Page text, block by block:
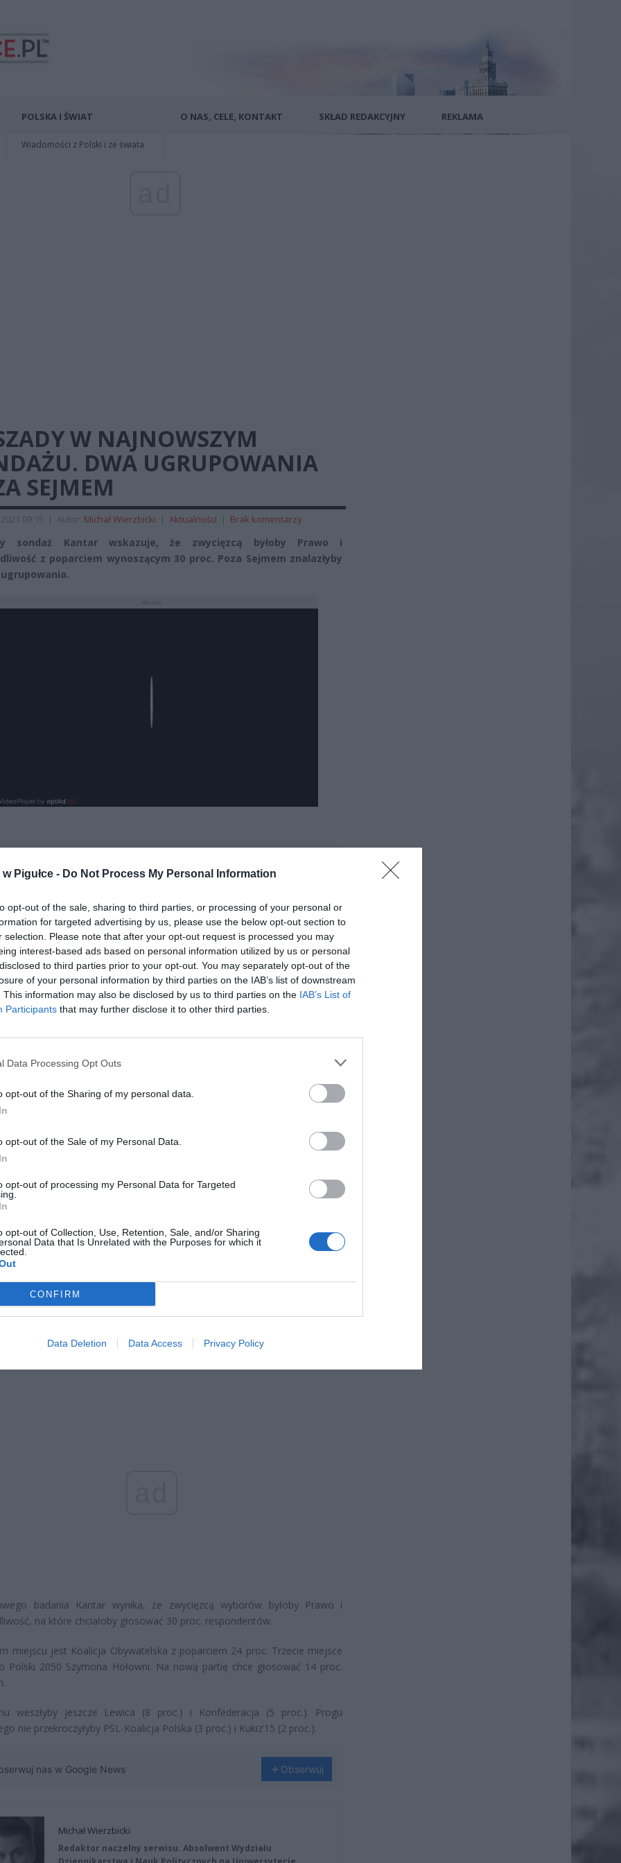
Pigułce - Do Not Process My Personal Information
opt-out of the sale, sharing to third parties, or processing of your personal or
for targeted advertising by us, please use the below opt-out section to
selection. Please note that after your opt-out request is processed you may
interest-based ads based on personal information utilized by us or personal
to third parties prior to your opt-out. You may separately opt-out of the
of your personal information by third parties on the IAB’s list of downstream
This information may also be disclosed by us to third parties on the IAB’s List of
Participants that may further disclose it to other third parties.
Data Processing Opt Outs
opt-out of the Sharing of my personal data.
opt-out of the Sale of my Personal Data.
opt-out of processing my Personal Data for Targeted
opt-out of Collection, Use, Retention, Sale, and/or Sharing
Data that Is Unrelated with the Purposes for which it
CONFIRM
Data Deletion Data Access Privacy Policy
POLSKA I ŚWIAT
Wiadomości z Polski i ze świata
O NAS, CELE, KONTAKT SKŁAD REDAKCYJNY REKLAMA
W NAJNOWSZYM
DWA UGRUPOWANIA
SEJMEM
09:15 | Autor: Michał Wierzbicki | Aktualności | Brak komentarzy
sondaż Kantar wskazuje, że zwycięzcą byłoby Prawo i
z poparciem wynoszącym 30 proc. Poza Sejmem znalazłyby
sondażu pozostaje pięciu graczy, a dwóch nie przekracza progu
RÓWNIEŻ:
3600 zł miesięcznie zamiast 800+. Nowa propozycja dla
dzieci do 3. roku życia
2026 19:29
wypłata przy emeryturze od 2200 do 2700 zł
badania Kantar wynika, że zwycięzcą wyborów byłoby Prawo i
na które chciałoby głosować 30 proc. respondentów.
miejscu jest Koalicja Obywatelska z poparciem 24 proc. Trzecie miejsce
Polski 2050 Szymona Hołowni. Na nową partię chce głosować 14 proc.
weszłyby jeszcze Lewica (8 proc.) i Konfederacja (5 proc.). Progu
nie przekroczyłyby PSL-Koalicja Polska (3 proc.) i Kukiz’15 (2 proc.).
nas w Google News Obserwuj
Michał Wierzbicki
Redaktor naczelny serwisu. Absolwent Wydziału